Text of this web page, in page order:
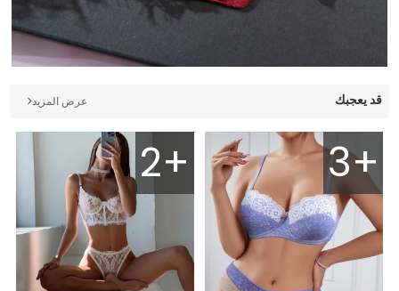
قد يعجبك عرض المزيد
3+
2+